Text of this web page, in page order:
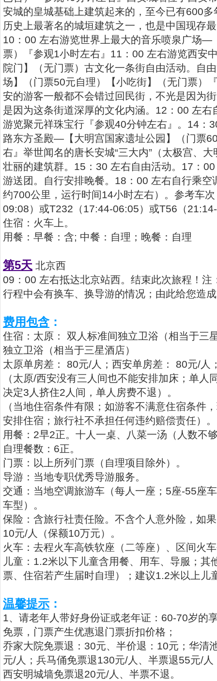
安城的皇城基础上建筑起来的，至今已有600
历史上最著名的城垣建筑之一，也是中国现存
10：00 左右游览世界上最大的音乐喷泉广场—
票）『参观1小时左右』11：00 左右游览西安
院门】（无门票）古文化一条街自由活动。自
场】（门票50元自理）【小吃街】（无门票）
安的游客一般都不会错过回民街，不光是因为
是因为这条街道深厚的文化内涵。12：00 左
游览聚元祥珠宝行『参观40分钟左右』。14：
路东方圣殿—【大明宫国家遗址公园】（门票
右』举世闻名的唐长安城“三大内”（太极宫、
壮丽的建筑群。15：30 左右自由活动。17：
游送团。自行安排晚餐。18：00 左右自行乘空
约700公里，运行时间14小时左右）。参考车
09:08）或T232（17:44-06:05）或T56（
住宿：火车上。
用餐：早餐：含; 中餐：自理；晚餐：自理
第5天 北京西
09：00 左右抵达北京站西。结束此次旅程！注
行程中会有换车、换导游的情况；由此给您造
费用包含：
住宿：太原： 双人标准间独立卫浴（相当于三
独立卫浴（相当于三星酒店）
太原单房差： 80元/人；西安单房差： 80元/人
（太原/西安没有三人间也不能安排加床；单人
决定3人挤住2人间，单人房费不退）。
（当地住宿条件有限；如游客不满意住宿条件
安排住宿；旅行社不承担任何违约赔偿责任）。
用餐：2早2正。十人一桌、八菜一汤（人数不
自理餐数：6正。
门票：以上所列门票（自理项目除外）。
导游：当地专职优秀导游服务。
交通：当地空调旅游车（每人一座；5座-55座
车型）。
保险：含旅行社责任险。不含个人意外险，如
10元/人（保额10万元）。
火车：去程火车高铁软座（二等座）、区间火
儿童：1.2米以下儿童含用餐、用车、导服；其
票、住宿若产生届时自理）；建议1.2米以上儿
温馨提示 ：
1、请老年人带好身份证或老年证：60-70岁的
免票，门票产生优惠退门票折扣价格；
乔家大院免票退：30元、半价退：10元；华清
元/人；兵马俑免票退130元/人、半票退55元/人
西安明城墙免票退20元/人、半票不退。